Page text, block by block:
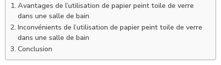
Avantages de l’utilisation de papier peint toile de verre
dans une salle de bain
Inconvénients de l’utilisation de papier peint toile de verre
dans une salle de bain
Conclusion